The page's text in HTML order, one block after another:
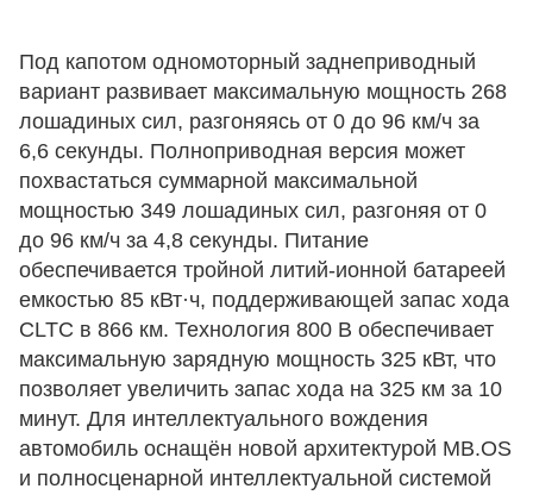
Под капотом одномоторный заднеприводный
вариант развивает максимальную мощность 268
лошадиных сил, разгоняясь от 0 до 96 км/ч за
6,6 секунды. Полноприводная версия может
похвастаться суммарной максимальной
мощностью 349 лошадиных сил, разгоняя от 0
до 96 км/ч за 4,8 секунды. Питание
обеспечивается тройной литий-ионной батареей
емкостью 85 кВт·ч, поддерживающей запас хода
CLTC в 866 км. Технология 800 В обеспечивает
максимальную зарядную мощность 325 кВт, что
позволяет увеличить запас хода на 325 км за 10
минут. Для интеллектуального вождения
автомобиль оснащён новой архитектурой MB.OS
и полносценарной интеллектуальной системой